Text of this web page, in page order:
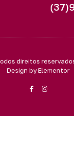
direitos
Design by Elementor